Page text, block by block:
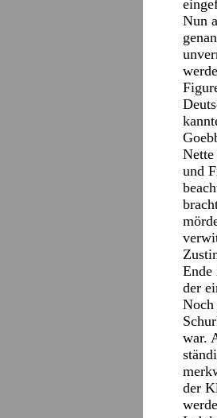
Nun
und
Ende
der
Noch
war.
der